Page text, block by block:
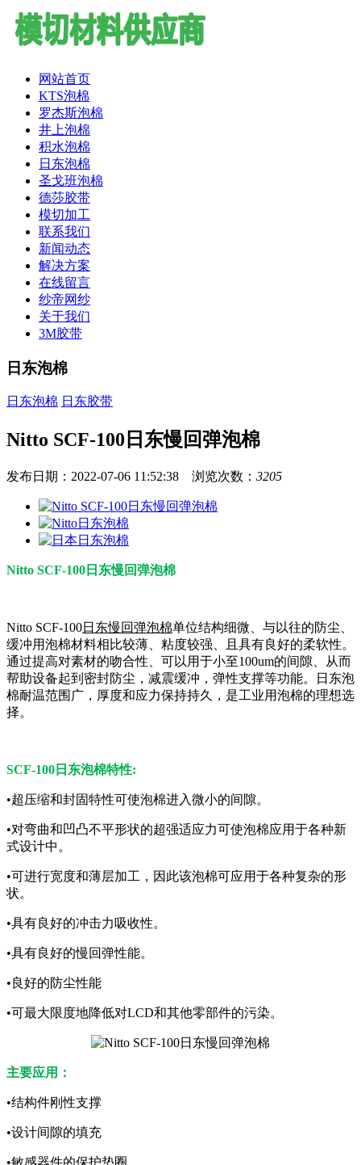
网站首页
KTS泡棉
罗杰斯泡棉
井上泡棉
积水泡棉
日东泡棉
圣戈班泡棉
德莎胶带
模切加工
联系我们
新闻动态
解决方案
在线留言
纱帝网纱
关于我们
3M胶带
日东泡棉
日东泡棉 日东胶带
Nitto SCF-100日东慢回弹泡棉
发布日期：2022-07-06 11:52:38 浏览次数： 3205
Nitto SCF-100日东慢回弹泡棉
Nitto SCF-100日东慢回弹泡棉单位结构细微、与以往的防尘、
缓冲用泡棉材料相比较薄、粘度较强、且具有良好的柔软性。
通过提高对素材的吻合性、可以用于小至100um的间隙、从而
帮助设备起到密封防尘，减震缓冲，弹性支撑等功能。日东泡
棉耐温范围广，厚度和应力保持持久，是工业用泡棉的理想选
择。
SCF-100日东泡棉特性:
•超压缩和封固特性可使泡棉进入微小的间隙。
•对弯曲和凹凸不平形状的超强适应力可使泡棉应用于各种新
式设计中。
•可进行宽度和薄层加工，因此该泡棉可应用于各种复杂的形
状。
•具有良好的冲击力吸收性。
•具有良好的慢回弹性能。
•良好的防尘性能
•可最大限度地降低对LCD和其他零部件的污染。
主要应用：
•结构件刚性支撑
•设计间隙的填充